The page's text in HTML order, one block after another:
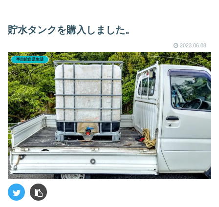
貯水タンクを購入しました。
2023.06.08
半自給自足生活